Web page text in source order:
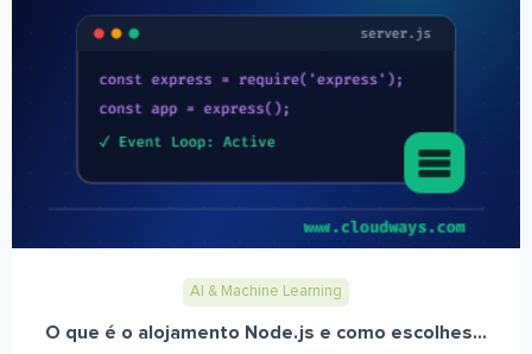
AI & Machine Learning
O que é o alojamento Node.js e como escolhes...